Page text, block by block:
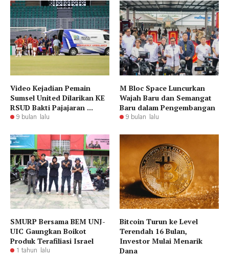
Video Kejadian Pemain
Sumsel United Dilarikan KE
RSUD Bakti Pajajaran ...
9 bulan lalu
M Bloc Space Luncurkan
Wajah Baru dan Semangat
Baru dalam Pengembangan
9 bulan lalu
SMURP Bersama BEM UNJ-
UIC Gaungkan Boikot
Produk Terafiliasi Israel
1 tahun lalu
Bitcoin Turun ke Level
Terendah 16 Bulan,
Investor Mulai Menarik
Dana